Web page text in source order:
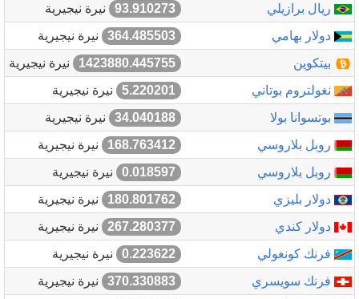
ريال برازيلي
93.910273
نيرة نيجيرية
دولار بهامي
364.485503
نيرة نيجيرية
بيتكوين
1423880.445755
نيرة نيجيرية
نغولتروم بوتاني
5.220201
نيرة نيجيرية
بوتسوانا بولا
34.040188
نيرة نيجيرية
روبل بلاروسي
168.763412
نيرة نيجيرية
روبل بلاروسي
0.018597
نيرة نيجيرية
دولار بليزي
180.801762
نيرة نيجيرية
دولار كندي
267.280377
نيرة نيجيرية
فرنك كونغولي
0.223622
نيرة نيجيرية
فرنك سويسري
370.330883
نيرة نيجيرية